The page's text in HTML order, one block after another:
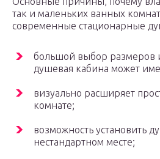
так и маленьких ванных
современные стационарные
большой выбор размеров
душевая кабина может
визуально расширяет
комнате;
возможность установить
нестандартном месте;